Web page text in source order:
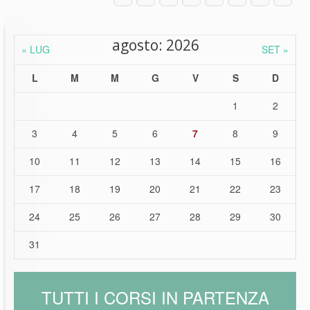
« LUG SET »
agosto: 2026
L M M G V S
D
1
2
3
4 5 6 7 8
9
10
11 12 13 14 15
16
17
18 19 20 21 22
23
24
25 26 27 28 29
30
31
TUTTI I CORSI IN PARTENZA